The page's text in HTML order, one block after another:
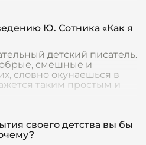
Ю. Сотника «Как я
детский писатель.
смешные и
словно окунаешься в
таким простым и
своего детства вы бы